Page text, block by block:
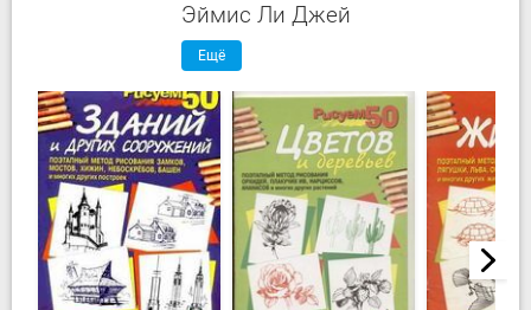
Эймис Ли Джей
Ещё